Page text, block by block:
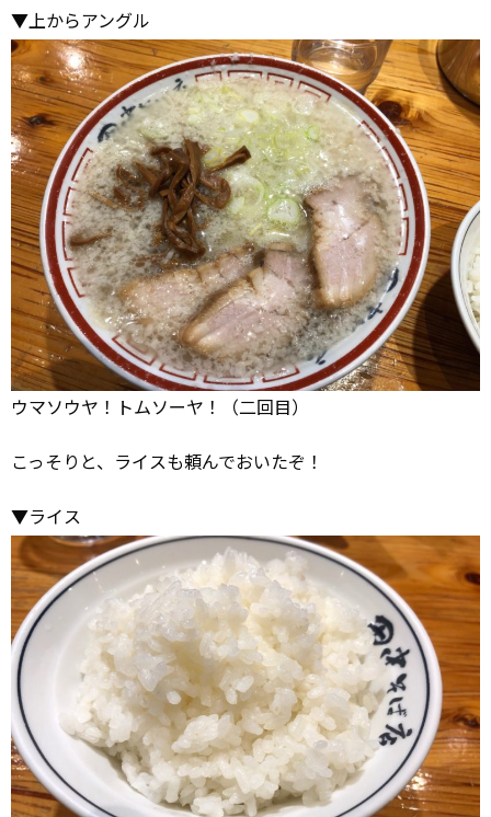
▼上からアングル
ウマソウヤ！トムソーヤ！（二回目）
こっそりと、ライスも頼んでおいたぞ！
▼ライス